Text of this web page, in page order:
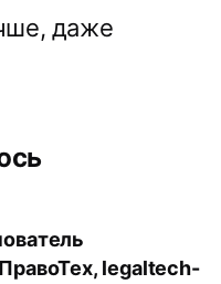
даже
ПравоТех, legaltech-